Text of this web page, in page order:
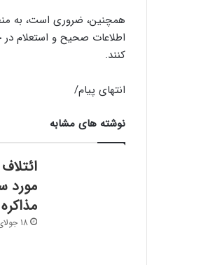
همچنین، ضروری است، به
اطلاعات صحیح و استعلام
کنند.
انتهای پیام/
نوشته های مشابه
مورد
18 جولای 2021